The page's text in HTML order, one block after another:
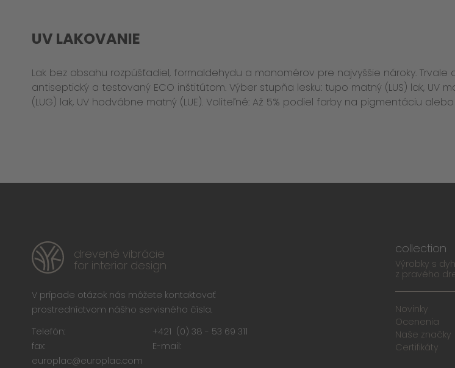
UV LAKOVANIE
Lak bez obsahu rozpúšťadiel, formaldehydu a monomérov pre najvyššie nároky. Trvale
antiseptický a testovaný ECO inštitútom. Výber stupňa lesku: tupo matný (LUS) lak, UV
(LUG) lak, UV hodvábne matný (LUE). Voliteľné: Až 5% podiel farby na pigmentáciu
drevené vibrácie
for interior design
V prípade otázok nás môžete kontaktovať
prostredníctvom nášho servisného čísla.
Telefón:
+421 (0) 38 - 53 69 311
fax:
E-mail:
europlac@europlac.com
collection
Výrobky s
z pravého
Novinky
Ocenenia
Naše značky
Certifikáty